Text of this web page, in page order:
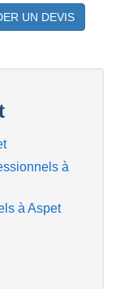
UN DEVIS
à
à Aspet